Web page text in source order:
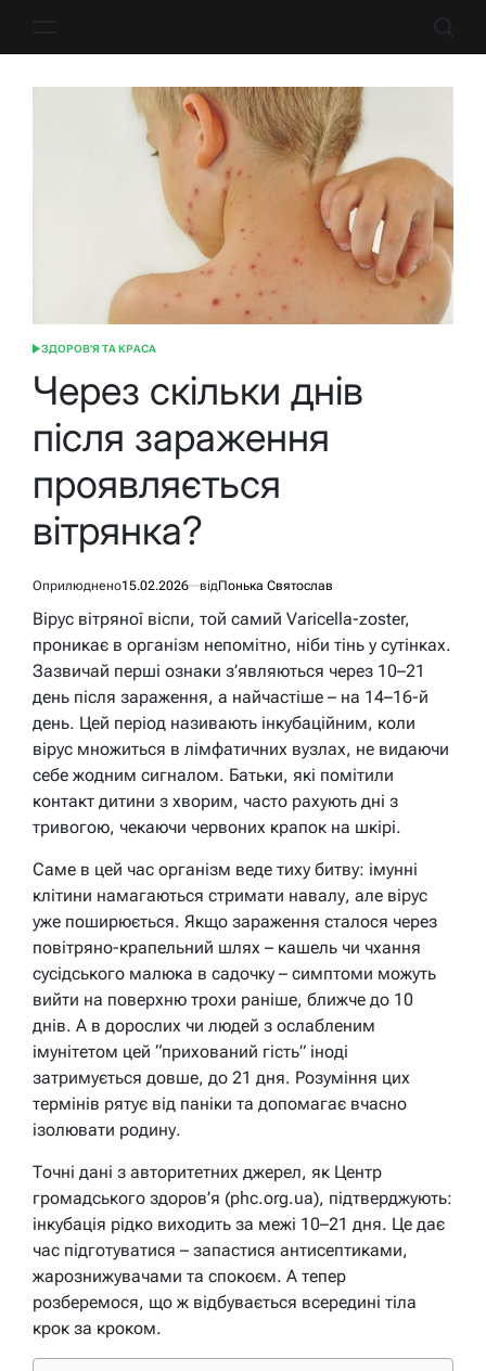
ОПУБЛІКУВАТИ
ЗДОРОВ'Я ТА КРАСА
Через скільки днів
після зараження
проявляється
вітрянка?
Оприлюднено15.02.2026 відПонька Святослав
Вірус вітряної віспи, той самий Varicella-zoster,
проникає в організм непомітно, ніби тінь у сутінках.
Зазвичай перші ознаки з’являються через 10–21
день після зараження, а найчастіше – на 14–16-й
день. Цей період називають інкубаційним, коли
вірус множиться в лімфатичних вузлах, не видаючи
себе жодним сигналом. Батьки, які помітили
контакт дитини з хворим, часто рахують дні з
тривогою, чекаючи червоних крапок на шкірі.
Саме в цей час організм веде тиху битву: імунні
клітини намагаються стримати навалу, але вірус
уже поширюється. Якщо зараження сталося через
повітряно-крапельний шлях – кашель чи чхання
сусідського малюка в садочку – симптоми можуть
вийти на поверхню трохи раніше, ближче до 10
днів. А в дорослих чи людей з ослабленим
імунітетом цей “прихований гість” іноді
затримується довше, до 21 дня. Розуміння цих
термінів рятує від паніки та допомагає вчасно
ізолювати родину.
Точні дані з авторитетних джерел, як Центр
громадського здоров’я (phc.org.ua), підтверджують:
інкубація рідко виходить за межі 10–21 дня. Це дає
час підготуватися – запастися антисептиками,
жарознижувачами та спокоєм. А тепер
розберемося, що ж відбувається всередині тіла
крок за кроком.